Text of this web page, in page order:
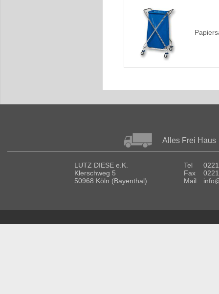
Alles Frei Haus
LUTZ DIESE e.K.
Klerschweg 5
50968 Köln (Bayenthal)
Tel
Fax
Mail